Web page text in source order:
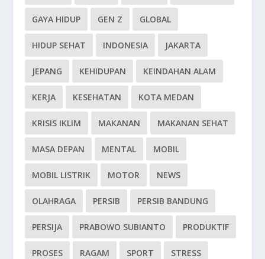
GAYA HIDUP GEN Z GLOBAL
HIDUP SEHAT INDONESIA JAKARTA
JEPANG KEHIDUPAN KEINDAHAN ALAM
KERJA KESEHATAN KOTA MEDAN
KRISIS IKLIM MAKANAN MAKANAN SEHAT
MASA DEPAN MENTAL MOBIL
MOBIL LISTRIK MOTOR NEWS
OLAHRAGA PERSIB PERSIB BANDUNG
PERSIJA PRABOWO SUBIANTO PRODUKTIF
PROSES RAGAM SPORT STRESS